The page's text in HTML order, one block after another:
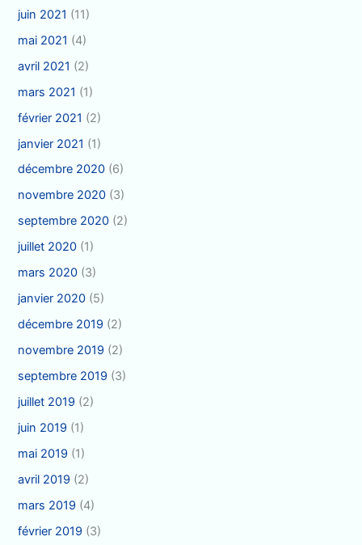
juin 2021 (11)
mai 2021 (4)
avril 2021 (2)
mars 2021 (1)
février 2021 (2)
janvier 2021 (1)
décembre 2020 (6)
novembre 2020 (3)
septembre 2020 (2)
juillet 2020 (1)
mars 2020 (3)
janvier 2020 (5)
décembre 2019 (2)
novembre 2019 (2)
septembre 2019 (3)
juillet 2019 (2)
juin 2019 (1)
mai 2019 (1)
avril 2019 (2)
mars 2019 (4)
février 2019 (3)